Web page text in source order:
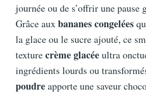
journée ou de s’offrir une pause
Grâce auxbananes congelées
la glace ou le sucre ajouté, ce
texturecrème glacéeultra
ingrédients lourds ou
poudreapporte une saveur